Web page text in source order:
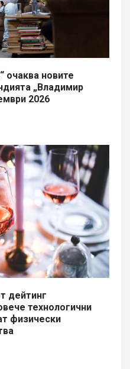
очаква новите
„Владимир
2026
дейтинг
технологични
физически